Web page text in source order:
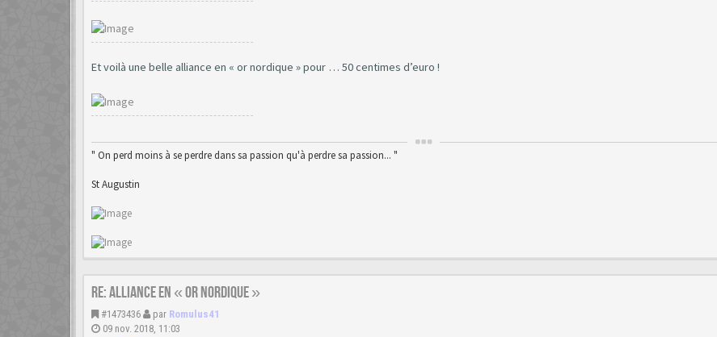
Et voilà une belle alliance en « or nordique » pour … 50 centimes d’euro !
" On perd moins à se perdre dans sa passion qu'à perdre sa passion... "
St Augustin
Re: Alliance en « or nordique »
#1473436 par Romulus41
09 nov. 2018, 11:03